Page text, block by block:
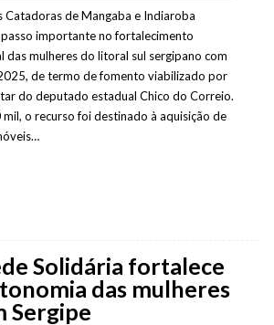
Catadoras de Mangaba e Indiaroba
passo importante no fortalecimento
das mulheres do litoral sul sergipano com
de termo de fomento viabilizado por
do deputado estadual Chico do Correio.
o recurso foi destinado à aquisição de
Solidária fortalece
das mulheres
Sergipe